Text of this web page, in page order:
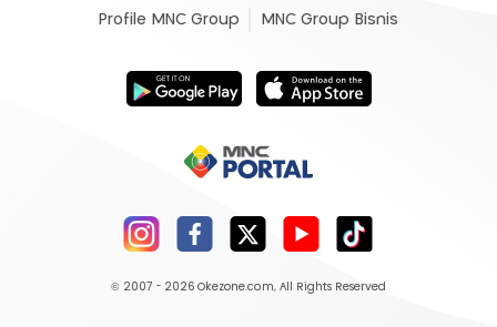
Profile MNC Group MNC Group Bisnis
© 2007 - 2026 Okezone.com, All Rights Reserved